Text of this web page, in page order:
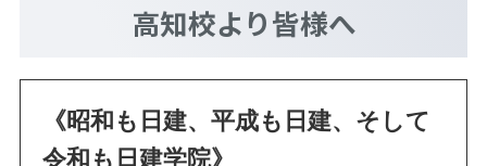
高知校より皆様へ
《昭和も日建、平成も日建、そして
令和も日建学院》